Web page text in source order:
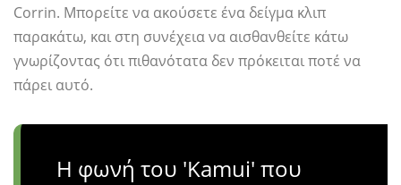
Corrin. Μπορείτε να ακούσετε ένα δείγμα κλιπ
παρακάτω, και στη συνέχεια να αισθανθείτε κάτω
γνωρίζοντας ότι πιθανότατα δεν πρόκειται ποτέ να
πάρει αυτό.
Η φωνή του 'Kamui' που